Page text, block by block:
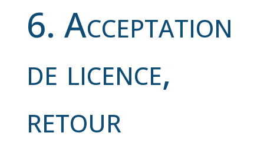
6. Acceptation
de licence,
retour